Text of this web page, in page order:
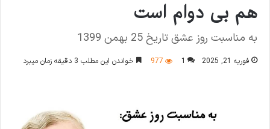
هم بی دوام است
به مناسبت روز عشق تاریخ 25 بهمن 1399
فوریه 21, 2025 1
977 خواندن این مطلب 3 دقیقه زمان میبرد